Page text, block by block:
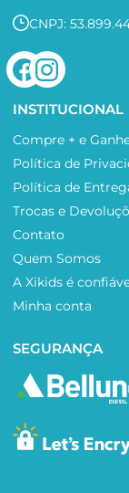
CNPJ:
INSTITUCIONAL
Compre + e
Política de
Política de
Trocas e
Contato
Quem Somos
A Xikids é
Minha conta
SEGURANÇA